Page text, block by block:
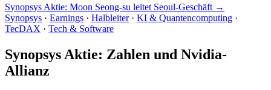
Synopsys Aktie: Moon Seong-su leitet Seoul-Geschäft →
Synopsys · Earnings · Halbleiter · KI & Quantencomputing ·
TecDAX · Tech & Software
Synopsys Aktie: Zahlen und Nvidia-
Allianz